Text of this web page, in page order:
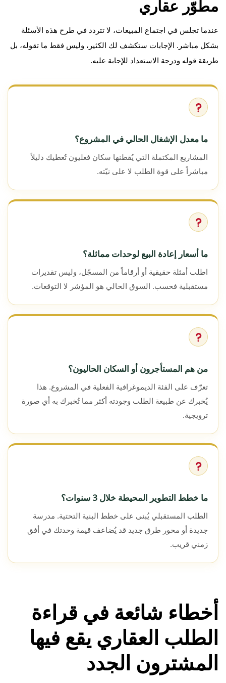
مطوّر عقاري
عندما تجلس في اجتماع المبيعات، لا تتردد في طرح هذه الأسئلة
بشكل مباشر. الإجابات ستكشف لك الكثير، وليس فقط ما تقوله، بل
طريقة قوله ودرجة الاستعداد للإجابة عليه.
ما معدل الإشغال الحالي في المشروع؟
المشاريع المكتملة التي يُقطنها سكان فعليون تُعطيك دليلاً
مباشراً على قوة الطلب لا على نيّته.
ما أسعار إعادة البيع لوحدات مماثلة؟
اطلب أمثلة حقيقية أو أرقاماً من المسجّل، وليس تقديرات
مستقبلية فحسب. السوق الحالي هو المؤشر لا التوقعات.
من هم المستأجرون أو السكان الحاليون؟
تعرّف على الفئة الديموغرافية الفعلية في المشروع. هذا
يُخبرك عن طبيعة الطلب وجودته أكثر مما تُخبرك به أي صورة
ترويجية.
ما خطط التطوير المحيطة خلال 3 سنوات؟
الطلب المستقبلي يُبنى على خطط البنية التحتية. مدرسة
جديدة أو محور طرق جديد قد يُضاعف قيمة وحدتك في أفق
زمني قريب.
أخطاء شائعة في قراءة
الطلب العقاري يقع فيها
المشترون الجدد